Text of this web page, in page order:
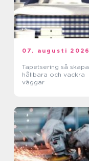
07. augusti 2026
Tapetsering så skapar du
hållbara och vackra
väggar